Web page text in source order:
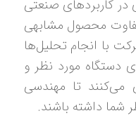
کاربردهای صنعتی
محصول مشابهی
با انجام تحلیل‌ها
دستگاه مورد نظر و
تا مهندسی
شما داشته باشند.